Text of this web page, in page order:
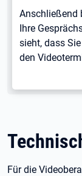
Anschließend
Ihre
sieht, dass
den
Für die